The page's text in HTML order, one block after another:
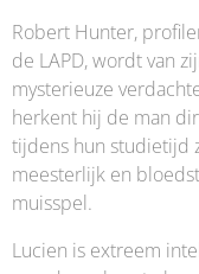
Robert Hunter,
de LAPD, wordt van
mysterieuze
herkent hij de man
tijdens hun studietijd
meesterlijk en
muisspel.
Lucien is extreem